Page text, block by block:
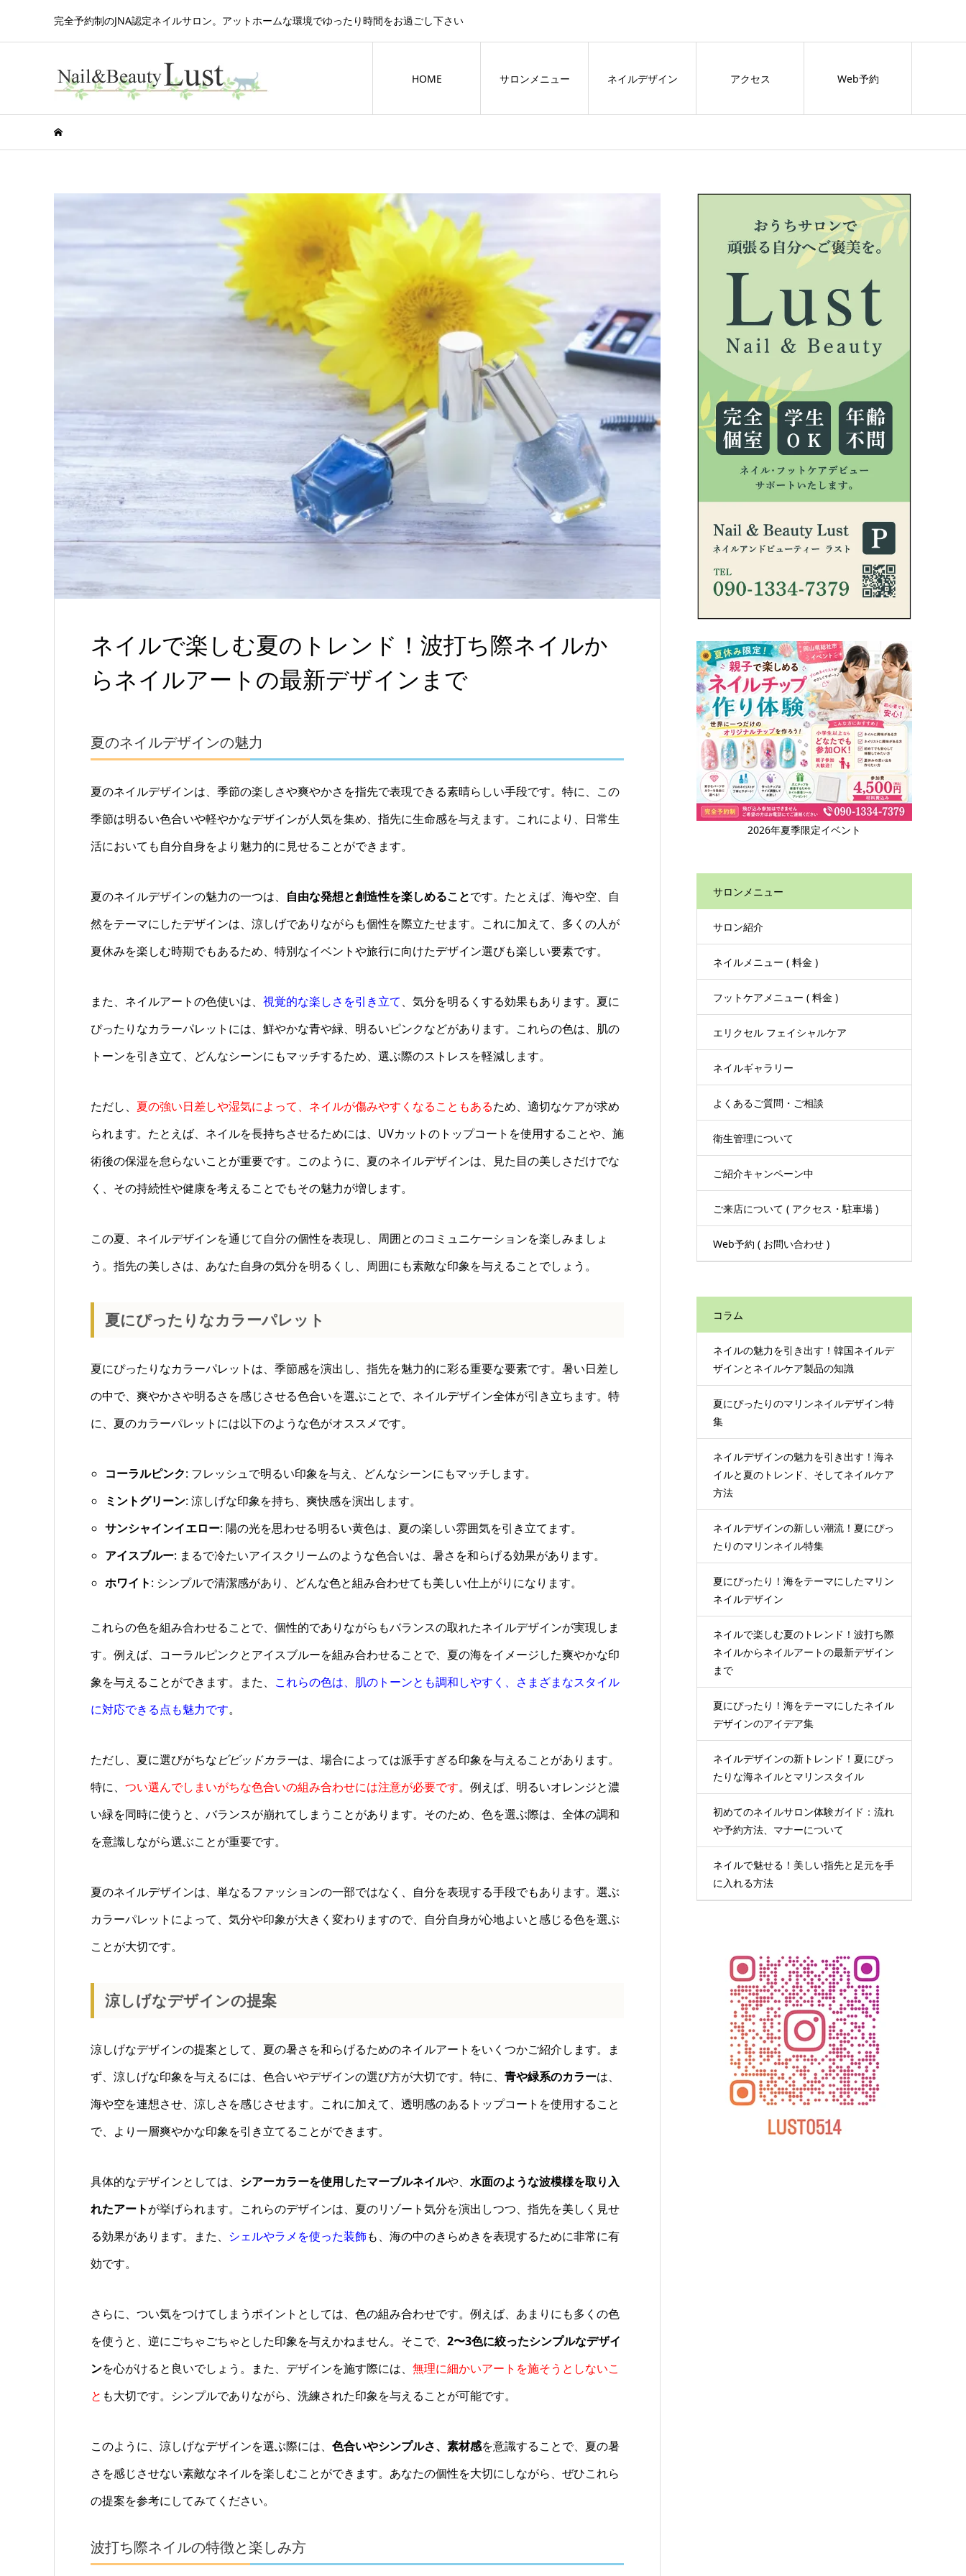
完全予約制のJNA認定ネイルサロン。アットホームな環境でゆったり時間をお過ごし下さい
HOME サロンメニュー ネイルデザイン アクセス Web予約
ネイルで楽しむ夏のトレンド！波打ち際ネイルか
らネイルアートの最新デザインまで
夏のネイルデザインの魅力
夏のネイルデザインは、季節の楽しさや爽やかさを指先で表現できる素晴らしい手段です。特に、この
季節は明るい色合いや軽やかなデザインが人気を集め、指先に生命感を与えます。これにより、日常生
活においても自分自身をより魅力的に見せることができます。
夏のネイルデザインの魅力の一つは、 自由な発想と創造性を楽しめることです。たとえば、海や空、自
然をテーマにしたデザインは、涼しげでありながらも個性を際立たせます。これに加えて、多くの人が
夏休みを楽しむ時期でもあるため、特別なイベントや旅行に向けたデザイン選びも楽しい要素です。
また、ネイルアートの色使いは、 視覚的な楽しさを引き立て、気分を明るくする効果もあります。夏に
ぴったりなカラーパレットには、鮮やかな青や緑、明るいピンクなどがあります。これらの色は、肌の
トーンを引き立て、どんなシーンにもマッチするため、選ぶ際のストレスを軽減します。
ただし、 夏の強い日差しや湿気によって、ネイルが傷みやすくなることもあるため、適切なケアが求め
られます。たとえば、ネイルを長持ちさせるためには、UVカットのトップコートを使用することや、施
術後の保湿を怠らないことが重要です。このように、夏のネイルデザインは、見た目の美しさだけでな
く、その持続性や健康を考えることでもその魅力が増します。
この夏、ネイルデザインを通じて自分の個性を表現し、周囲とのコミュニケーションを楽しみましょ
う。指先の美しさは、あなた自身の気分を明るくし、周囲にも素敵な印象を与えることでしょう。
夏にぴったりなカラーパレット
夏にぴったりなカラーパレットは、季節感を演出し、指先を魅力的に彩る重要な要素です。暑い日差し
の中で、爽やかさや明るさを感じさせる色合いを選ぶことで、ネイルデザイン全体が引き立ちます。特
に、夏のカラーパレットには以下のような色がオススメです。
コーラルピンク: フレッシュで明るい印象を与え、どんなシーンにもマッチします。
ミントグリーン: 涼しげな印象を持ち、爽快感を演出します。
サンシャインイエロー: 陽の光を思わせる明るい黄色は、夏の楽しい雰囲気を引き立てます。
アイスブルー: まるで冷たいアイスクリームのような色合いは、暑さを和らげる効果があります。
ホワイト: シンプルで清潔感があり、どんな色と組み合わせても美しい仕上がりになります。
これらの色を組み合わせることで、個性的でありながらもバランスの取れたネイルデザインが実現しま
す。例えば、コーラルピンクとアイスブルーを組み合わせることで、夏の海をイメージした爽やかな印
象を与えることができます。また、
これらの色は、肌のトーンとも調和しやすく、さまざまなスタイル
に対応できる点も魅力です。
ただし、夏に選びがちなビビッドカラーは、場合によっては派手すぎる印象を与えることがあります。
特に、 つい選んでしまいがちな色合いの組み合わせには注意が必要です。例えば、明るいオレンジと濃
い緑を同時に使うと、バランスが崩れてしまうことがあります。そのため、色を選ぶ際は、全体の調和
を意識しながら選ぶことが重要です。
夏のネイルデザインは、単なるファッションの一部ではなく、自分を表現する手段でもあります。選ぶ
カラーパレットによって、気分や印象が大きく変わりますので、自分自身が心地よいと感じる色を選ぶ
ことが大切です。
涼しげなデザインの提案
涼しげなデザインの提案として、夏の暑さを和らげるためのネイルアートをいくつかご紹介します。ま
ず、涼しげな印象を与えるには、色合いやデザインの選び方が大切です。特に、 青や緑系のカラーは、
海や空を連想させ、涼しさを感じさせます。これに加えて、透明感のあるトップコートを使用すること
で、より一層爽やかな印象を引き立てることができます。
具体的なデザインとしては、 シアーカラーを使用したマーブルネイルや、 水面のような波模様を取り入
れたアートが挙げられます。これらのデザインは、夏のリゾート気分を演出しつつ、指先を美しく見せ
る効果があります。また、
シェルやラメを使った装飾も、海の中のきらめきを表現するために非常に有
効です。
さらに、つい気をつけてしまうポイントとしては、色の組み合わせです。例えば、あまりにも多くの色
を使うと、逆にごちゃごちゃとした印象を与えかねません。そこで、 2〜3色に絞ったシンプルなデザイ
ンを心がけると良いでしょう。また、デザインを施す際には、 無理に細かいアートを施そうとしないこ
と も大切です。シンプルでありながら、洗練された印象を与えることが可能です。
このように、涼しげなデザインを選ぶ際には、 色合いやシンプルさ、素材感を意識することで、夏の暑
さを感じさせない素敵なネイルを楽しむことができます。あなたの個性を大切にしながら、ぜひこれら
の提案を参考にしてみてください。
波打ち際ネイルの特徴と楽しみ方
2026年夏季限定イベント
サロンメニュー
サロン紹介
ネイルメニュー ( 料金 )
フットケアメニュー ( 料金 )
エリクセル フェイシャルケア
ネイルギャラリー
よくあるご質問・ご相談
衛生管理について
ご紹介キャンペーン中
ご来店について ( アクセス・駐車場 )
Web予約 ( お問い合わせ )
コラム
ネイルの魅力を引き出す！韓国ネイルデ
ザインとネイルケア製品の知識
夏にぴったりのマリンネイルデザイン特
集
ネイルデザインの魅力を引き出す！海ネ
イルと夏のトレンド、そしてネイルケア
方法
ネイルデザインの新しい潮流！夏にぴっ
たりのマリンネイル特集
夏にぴったり！海をテーマにしたマリン
ネイルデザイン
ネイルで楽しむ夏のトレンド！波打ち際
ネイルからネイルアートの最新デザイン
まで
夏にぴったり！海をテーマにしたネイル
デザインのアイデア集
ネイルデザインの新トレンド！夏にぴっ
たりな海ネイルとマリンスタイル
初めてのネイルサロン体験ガイド：流れ
や予約方法、マナーについて
ネイルで魅せる！美しい指先と足元を手
に入れる方法